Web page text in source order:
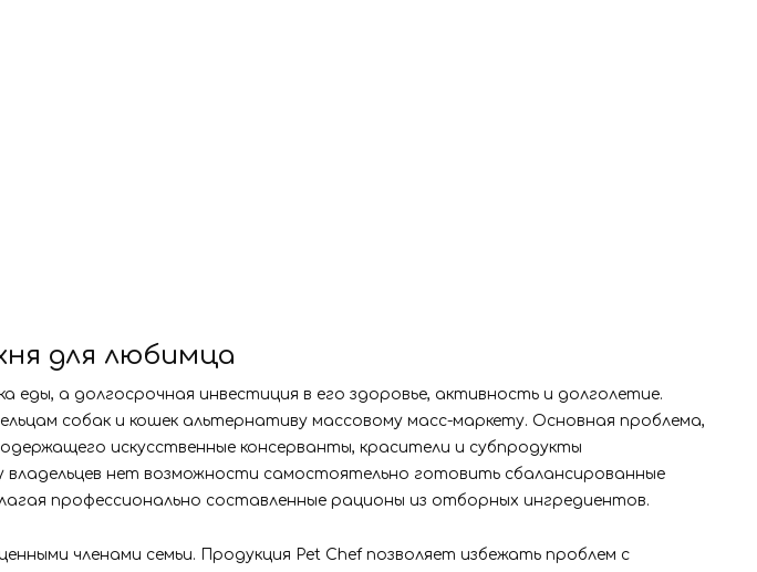
для любимца
а долгосрочная инвестиция в его здоровье, активность и долголетие.
собак и кошек альтернативу массовому масс-маркету. Основная проблема,
искусственные консерванты, красители и субпродукты
владельцев нет возможности самостоятельно готовить сбалансированные
профессионально составленные рационы из отборных ингредиентов.
членами семьи. Продукция Pet Chef позволяет избежать проблем с